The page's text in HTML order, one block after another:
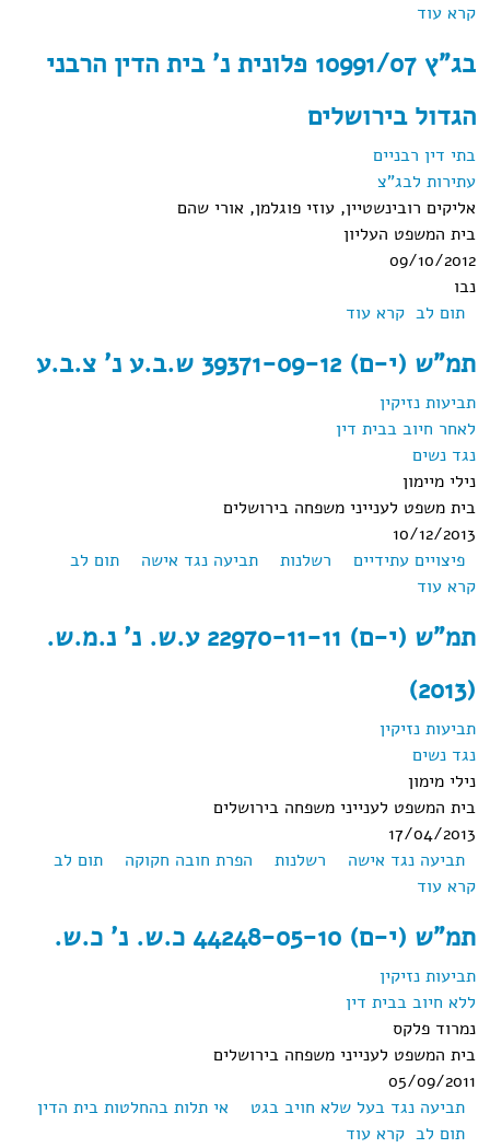
קרא עוד
בג"ץ 10991/07 פלונית נ' בית הדין הרבני
הגדול בירושלים
בתי דין רבניים
עתירות לבג"צ
אליקים רובינשטיין, עוזי פוגלמן, אורי שהם
בית המשפט העליון
09/10/2012
נבו
תום לב קרא עוד
תמ"ש (י-ם) 39371-09-12 ש.ב.ע נ' צ.ב.ע
תביעות נזיקין
לאחר חיוב בבית דין
נגד נשים
נילי מיימון
בית משפט לענייני משפחה בירושלים
10/12/2013
פיצויים עתידיים
רשלנות תביעה נגד אישה
תום לב
קרא עוד
תמ"ש (י-ם) 22970-11-11 ע.ש. נ' נ.מ.ש.
(2013)
תביעות נזיקין
נגד נשים
נילי מימון
בית המשפט לענייני משפחה בירושלים
17/04/2013
תביעה נגד אישה
רשלנות הפרת חובה חקוקה
תום לב
קרא עוד
תמ"ש (י-ם) 44248-05-10 כ.ש. נ' כ.ש.
תביעות נזיקין
ללא חיוב בבית דין
נמרוד פלקס
בית המשפט לענייני משפחה בירושלים
05/09/2011
תביעה נגד בעל שלא חויב בגט
אי תלות בהחלטות בית הדין
תום לב קרא עוד